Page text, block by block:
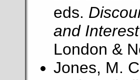
eds.
and
London &
Jones, M.